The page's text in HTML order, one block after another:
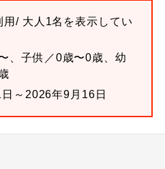
用/ 大人1名を表示してい
、子供／0歳〜0歳、幼
～2026年9月16日